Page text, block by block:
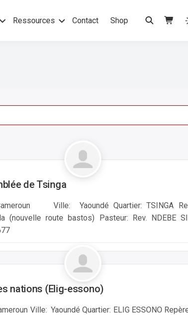
Ressources Contact Shop
de Tsinga
Ville: Yaoundé Quartier: TSINGA
(nouvelle route bastos) Pasteur: Rev. NDEBE
nations (Elig-essono)
Ville: Yaoundé Quartier: ELIG ESSONO